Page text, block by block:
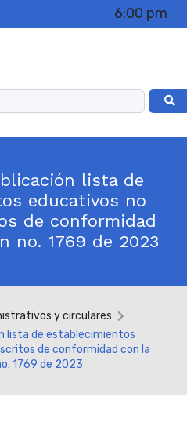
6:00 pm
lista de
educativos no
de conformidad
no. 1769 de 2023
y circulares
lista de establecimientos
de conformidad con la
1769 de 2023